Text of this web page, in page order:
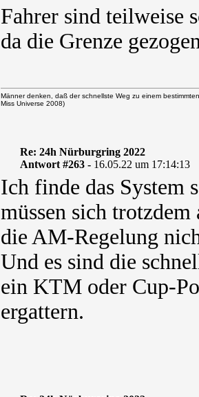
Fahrer sind teilweise
da die Grenze
Männer denken, daß der schnellste Weg zu einem
Miss Universe 2008)
Re: 24h Nürburgring 2022
Antwort #263 - 16.05.22 um 17:14:13
Ich finde das System
müssen sich
die AM-Regelung
Und es sind die
ein KTM oder Cup-
ergattern.